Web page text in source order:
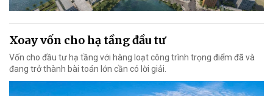
Xoay vốn cho hạ tầng đầu tư
Vốn cho đầu tư hạ tầng với hàng loạt công trình trọng điểm đã và
đang trở thành bài toán lớn cần có lời giải.